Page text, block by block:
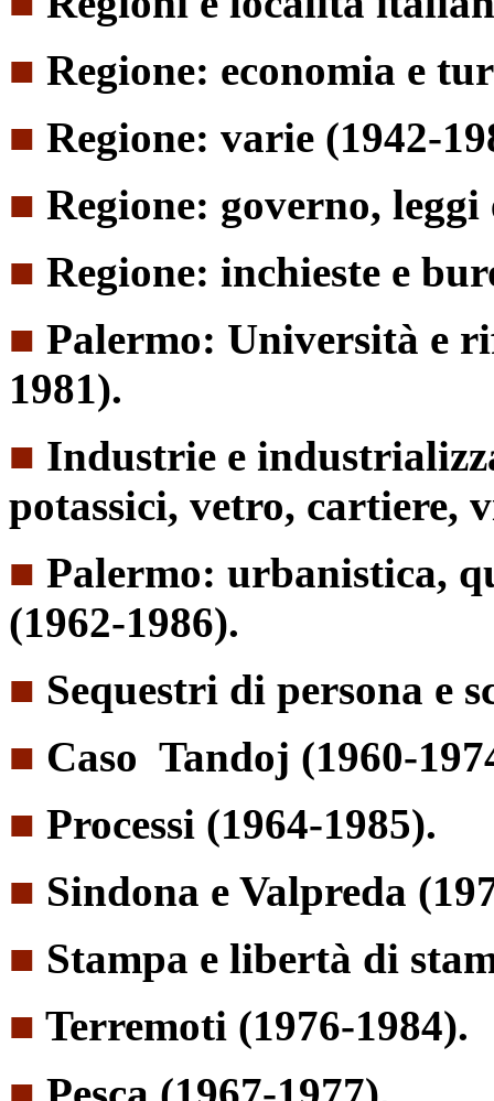
■ Regione: economia e
■ Regione: varie (1942-
■ Regione: governo,
■ Regione: inchieste e
■ Palermo: Università e
1981).
■ Industrie e
potassici, vetro, cartiere,
■ Palermo: urbanistica,
(1962-1986).
■ Sequestri di persona e
■ Caso Tandoj (1960-
■ Processi (1964-1985).
■ Sindona e Valpreda
■ Stampa e libertà di
■ Terremoti (1976-1984).